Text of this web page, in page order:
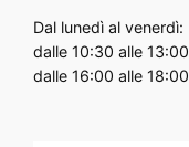
Dal lunedì al venerdì:
dalle 10:30 alle 13:00
dalle 16:00 alle 18:00